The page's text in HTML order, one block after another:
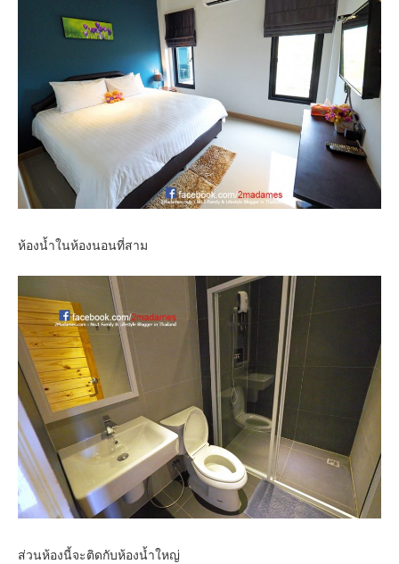
ห้องน้ำในห้องนอนที่สาม
ส่วนห้องนี้จะติดกับห้องน้ำใหญ่